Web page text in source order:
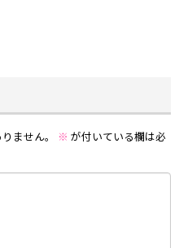
ません。 ※ が付いている欄は必